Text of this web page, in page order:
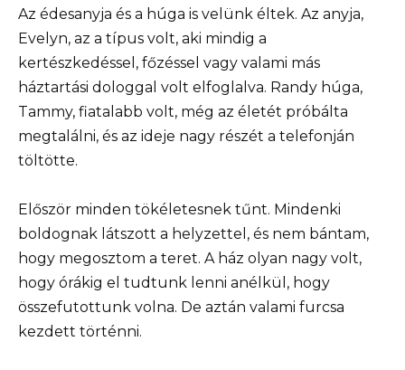
Az édesanyja és a húga is velünk éltek. Az anyja,
Evelyn, az a típus volt, aki mindig a
kertészkedéssel, főzéssel vagy valami más
háztartási dologgal volt elfoglalva. Randy húga,
Tammy, fiatalabb volt, még az életét próbálta
megtalálni, és az ideje nagy részét a telefonján
töltötte.
Először minden tökéletesnek tűnt. Mindenki
boldognak látszott a helyzettel, és nem bántam,
hogy megosztom a teret. A ház olyan nagy volt,
hogy órákig el tudtunk lenni anélkül, hogy
összefutottunk volna. De aztán valami furcsa
kezdett történni.